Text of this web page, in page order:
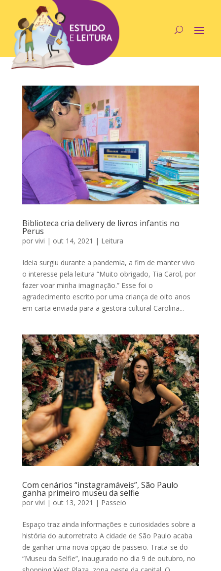
Biblioteca cria delivery de livros infantis no
Perus
por vivi | out 14, 2021 | Leitura
Ideia surgiu durante a pandemia, a fim de manter vivo
o interesse pela leitura “Muito obrigado, Tia Carol, por
fazer voar minha imaginação.” Esse foi o
agradecimento escrito por uma criança de oito anos
em carta enviada para a gestora cultural Carolina...
Com cenários “instagramáveis”, São Paulo
ganha primeiro museu da selfie
por vivi | out 13, 2021 | Passeio
Espaço traz ainda informações e curiosidades sobre a
história do autorretrato A cidade de São Paulo acaba
de ganhar uma nova opção de passeio. Trata-se do
“Museu da Selfie”, inaugurado no dia 9 de outubro, no